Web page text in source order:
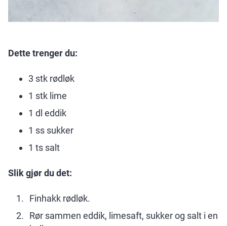
Dette trenger du:
3 stk rødløk
1 stk lime
1 dl eddik
1 ss sukker
1 ts salt
Slik gjør du det:
Finhakk rødløk.
Rør sammen eddik, limesaft, sukker og salt i en